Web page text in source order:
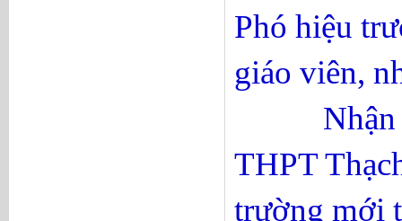
Phó hiệu
giáo viên,
Nhận
THPT
trường mới